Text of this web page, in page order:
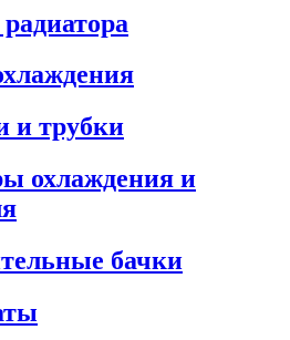
и трубки
охлаждения и
бачки